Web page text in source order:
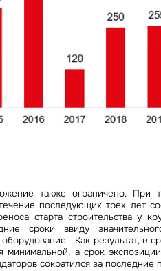
также ограничено. При
последующих трех лет
старта строительства у
сроки ввиду
Как результат, в
минимальной, а срок
сократился за последние